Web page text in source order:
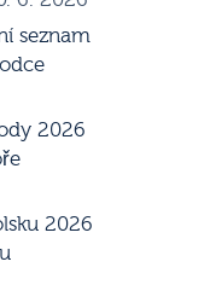
seznam
2026
2026